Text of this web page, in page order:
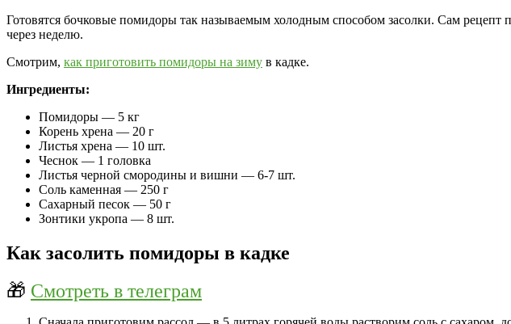
Готовятся бочковые помидоры так называемым холодным способом засолки. Сам рецепт
через неделю.
Смотрим, как приготовить помидоры на зиму в кадке.
Ингредиенты:
Помидоры — 5 кг
Корень хрена — 20 г
Листья хрена — 10 шт.
Чеснок — 1 головка
Листья черной смородины и вишни — 6-7 шт.
Соль каменная — 250 г
Сахарный песок — 50 г
Зонтики укропа — 8 шт.
Как засолить помидоры в кадке
🎁 Смотреть в телеграм